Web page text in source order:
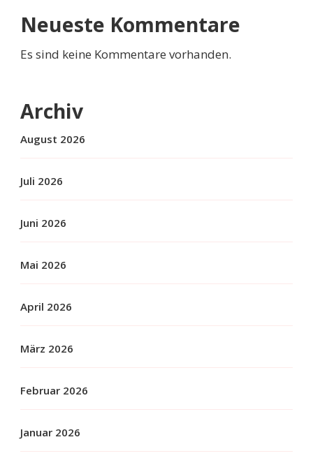
Neueste Kommentare
Es sind keine Kommentare vorhanden.
Archiv
August 2026
Juli 2026
Juni 2026
Mai 2026
April 2026
März 2026
Februar 2026
Januar 2026